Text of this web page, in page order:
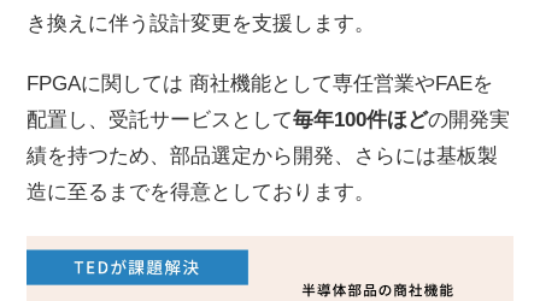
き換えに伴う設計変更を支援します。
FPGAに関しては 商社機能として専任営業やFAEを
配置し、受託サービスとして毎年100件ほどの開発実
績を持つため、部品選定から開発、さらには基板製
造に至るまでを得意としております。